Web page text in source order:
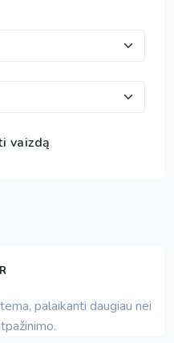
vaizdą
palaikanti daugiau nei